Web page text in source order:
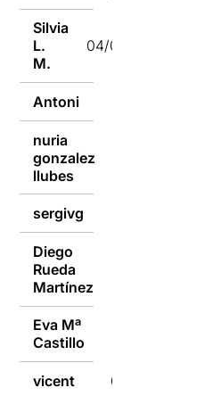
Silvia
L.
M.
04/04/2022
Antoni
nuria
gonzalez
llubes
sergivg
Diego
Rueda
Martínez
Eva Mª
Castillo
vicent 04/04/2022